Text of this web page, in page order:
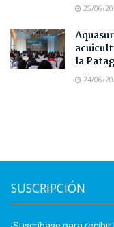
25/06/
la
24/06/
SUSCRIPCIÓN